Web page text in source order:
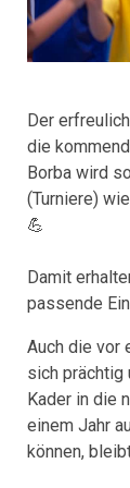
Der
die
Borba wird
(Turniere)
💪
Damit
passende
Auch die vor
sich prächtig
Kader in die
einem Jahr
können,